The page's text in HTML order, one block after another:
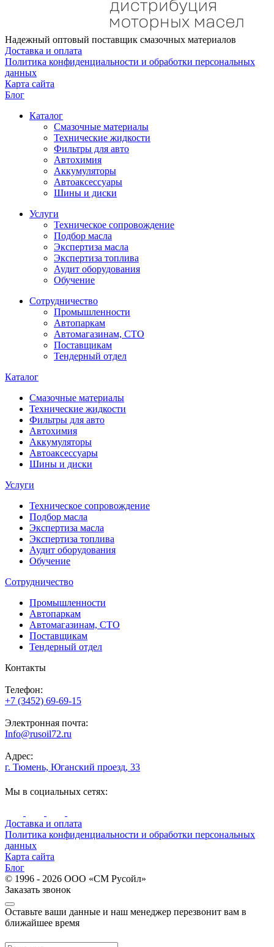
Надежный оптовый поставщик смазочных материалов
Доставка и оплата
Политика конфиденциальности и обработки персональных
данных
Карта сайта
Блог
Каталог
Смазочные материалы
Технические жидкости
Фильтры для авто
Автохимия
Аккумуляторы
Автоаксессуары
Шины и диски
Услуги
Техническое сопровождение
Подбор масла
Экспертиза масла
Экспертиза топлива
Аудит оборудования
Обучение
Сотрудничество
Промышленности
Автопаркам
Автомагазинам, СТО
Поставщикам
Тендерный отдел
Каталог
Смазочные материалы
Технические жидкости
Фильтры для авто
Автохимия
Аккумуляторы
Автоаксессуары
Шины и диски
Услуги
Техническое сопровождение
Подбор масла
Экспертиза масла
Экспертиза топлива
Аудит оборудования
Обучение
Сотрудничество
Промышленности
Автопаркам
Автомагазинам, СТО
Поставщикам
Тендерный отдел
Контакты
Телефон:
+7 (3452) 69-69-15
Электронная почта:
Info@rusoil72.ru
Адрес:
г. Тюмень, Юганский проезд, 33
Мы в социальных сетях:
Доставка и оплата
Политика конфиденциальности и обработки персональных
данных
Карта сайта
Блог
© 1996 - 2026 ООО «СМ Русойл»
Заказать звонок
Оставьте ваши данные и наш менеджер перезвонит вам в
ближайшее время